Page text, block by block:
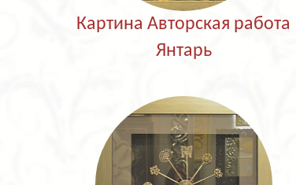
Картина Авторская работа
Янтарь